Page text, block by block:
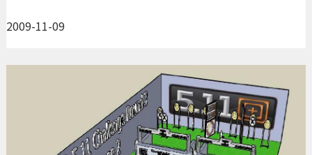
2009-11-09